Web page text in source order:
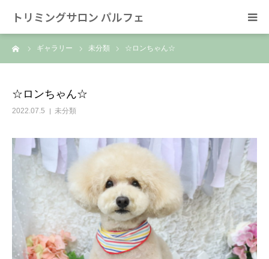
トリミングサロン パルフェ
ギャラリー 未分類 ☆ロンちゃん☆
☆ロンちゃん☆
2022.07.5 未分類
HOME
スタッフ
SNS/リンク